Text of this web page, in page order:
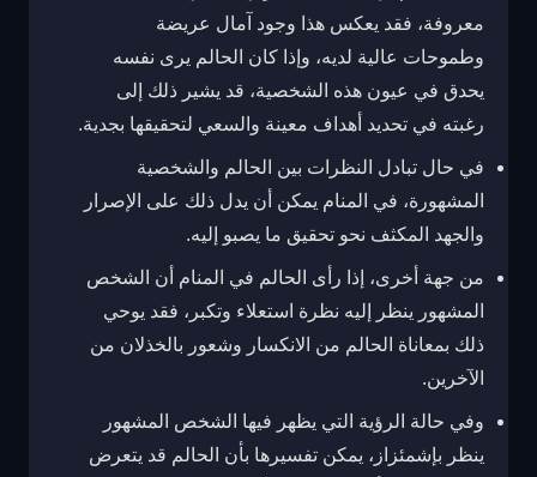
معروفة، فقد يعكس هذا وجود آمال عريضة
وطموحات عالية لديه، وإذا كان الحالم يرى نفسه
يحدق في عيون هذه الشخصية، قد يشير ذلك إلى
رغبته في تحديد أهداف معينة والسعي لتحقيقها بجدية.
في حال تبادل النظرات بين الحالم والشخصية
المشهورة، في المنام يمكن أن يدل ذلك على الإصرار
والجهد المكثف نحو تحقيق ما يصبو إليه.
من جهة أخرى، إذا رأى الحالم في المنام أن الشخص
المشهور ينظر إليه نظرة استعلاء وتكبر، فقد يوحي
ذلك بمعاناة الحالم من الانكسار وشعور بالخذلان من
الآخرين.
وفي حالة الرؤية التي يظهر فيها الشخص المشهور
ينظر بإشمئزاز، يمكن تفسيرها بأن الحالم قد يتعرض